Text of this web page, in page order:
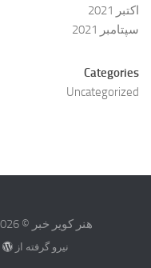
اکتبر 2021
سپتامبر 2021
Categories
Uncategorized
هنر کویر خبر © 2026. حق کپی رایت محفوظ است.
نیرو گرفته از